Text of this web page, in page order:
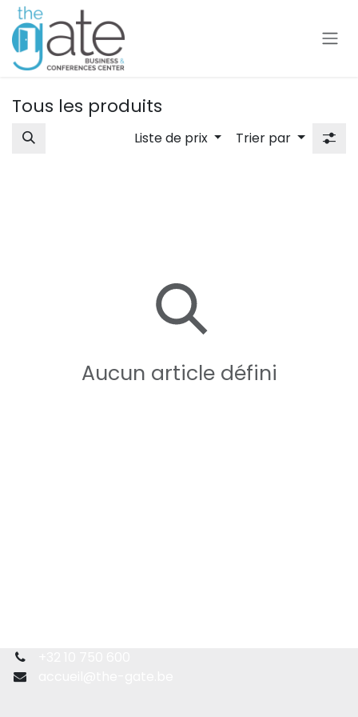
Se rendre au contenu
Tous les produits
Liste de prix Trier par
Aucun article défini